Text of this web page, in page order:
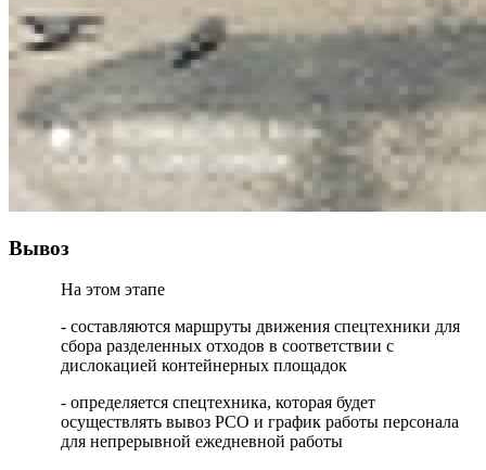
Вывоз
На этом этапе
- составляются маршруты движения спецтехники для
сбора разделенных отходов в соответствии с
дислокацией контейнерных площадок
- определяется спецтехника, которая будет
осуществлять вывоз РСО и график работы персонала
для непрерывной ежедневной работы